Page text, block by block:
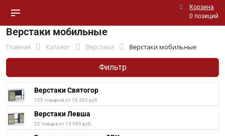
Корзина
0 позиций
Верстаки мобильные
Главная Каталог Верстаки Верстаки мобильные
Фильтр
Верстаки Святогор
125 товаров от 16 302 руб.
Верстаки Левша
22 товара от 19 583 руб.